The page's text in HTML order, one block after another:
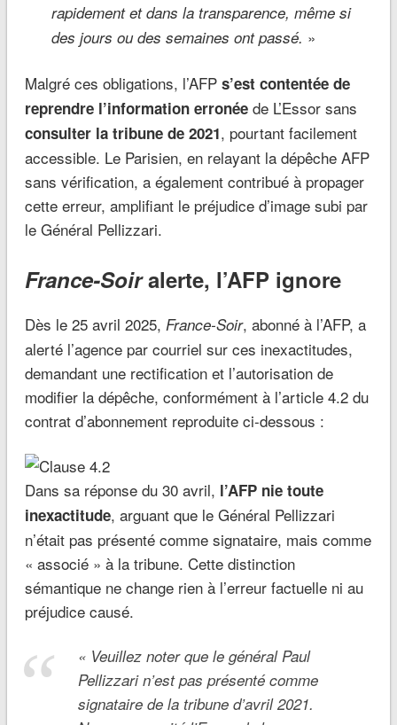
rapidement et dans la transparence, même si
des jours ou des semaines ont passé. »
Malgré ces obligations, l’AFP s’est contentée de
reprendre l’information erronéede L’Essor sans
consulter la tribune de 2021, pourtant facilement
accessible. Le Parisien, en relayant la dépêche AFP
sans vérification, a également contribué à propager
cette erreur, amplifiant le préjudice d’image subi par
le Général Pellizzari.
France-Soiralerte, l’AFP ignore
Dès le 25 avril 2025, France-Soir, abonné à l’AFP, a
alerté l’agence par courriel sur ces inexactitudes,
demandant une rectification et l’autorisation de
modifier la dépêche, conformément à l’article 4.2 du
contrat d’abonnement reproduite ci-dessous :
Dans sa réponse du 30 avril, l’AFP nie toute
inexactitude, arguant que le Général Pellizzari
n’était pas présenté comme signataire, mais comme
« associé » à la tribune. Cette distinction
sémantique ne change rien à l’erreur factuelle ni au
préjudice causé.
« Veuillez noter que le général Paul
Pellizzari n’est pas présenté comme
signataire de la tribune d’avril 2021.